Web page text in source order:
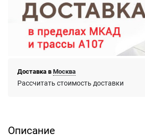
Доставка в Москва
Рассчитать стоимость доставки
Описание